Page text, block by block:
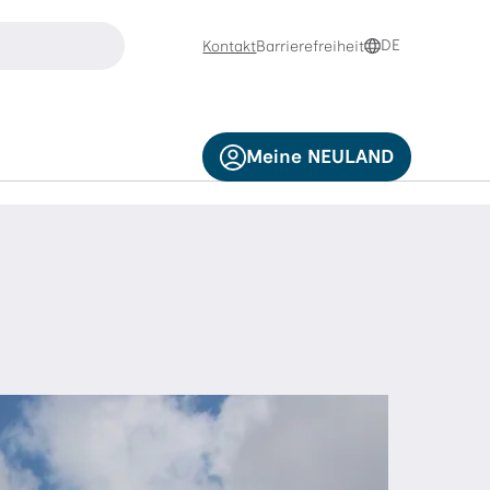
die Pfeiltasten nach oben und nach unten zur
KontaktBarrierefreiheit DE
Meine NEULAND